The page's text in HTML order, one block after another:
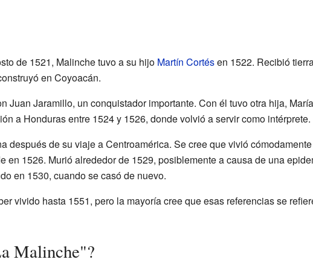
de 1521, Malinche tuvo a su hijo Martín Cortésen 1522. Recibió
en Coyoacán.
Juan Jaramillo, un conquistador importante. Con él tuvo otra hija, María
a Honduras entre 1524 y 1526, donde volvió a servir como intérprete.
después de su viaje a Centroamérica. Se cree que vivió
en 1526. Murió alrededor de 1529, posiblemente a causa de una
en 1530, cuando se casó de nuevo.
vivido hasta 1551, pero la mayoría cree que esas referencias se
Malinche"?